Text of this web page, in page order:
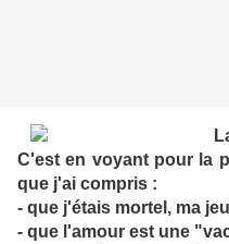
C'est en voyant pour la
que j'ai compris :
- que j'étais mortel, ma
- que l'amour est une